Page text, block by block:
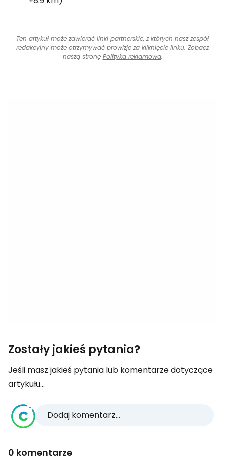
Ten artykuł może zawierać linki partnerskie, z których nasz zespół
redakcyjny może otrzymywać prowizje za kliknięcie linku. Zobacz
naszą stronę Polityka reklamowa.
Zostały jakieś pytania?
Jeśli masz jakieś pytania lub komentarze dotyczące
artykułu...
Dodaj komentarz...
0 komentarze